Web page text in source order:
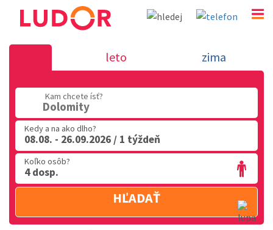
02 2063 3182
leto zima
Kam chcete ísť?
Dolomity
Kedy a na ako dlho?
08.08. - 26.09.2026 / 1 týždeň
Koľko osôb?
4 dosp.
HĽADAŤ